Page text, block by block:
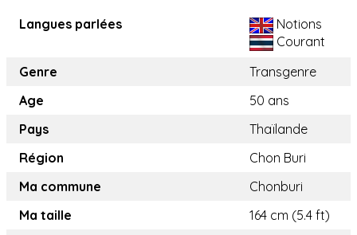
Langues parlées
Notions
Courant
Genre
Transgenre
Age
50 ans
Pays
Thaïlande
Région
Chon Buri
Ma commune
Chonburi
Ma taille
164 cm (5.4 ft)